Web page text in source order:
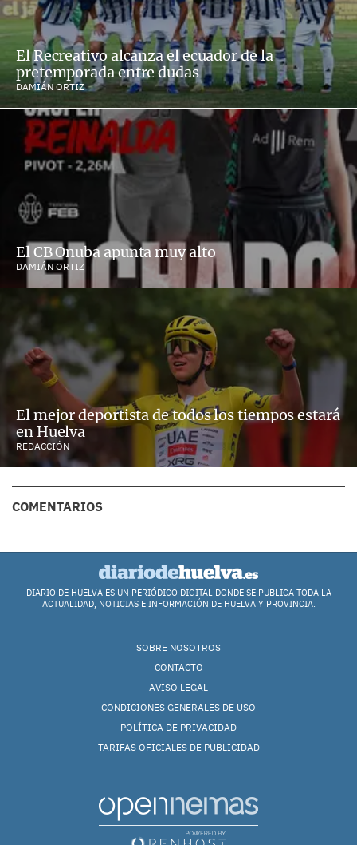
El Recreativo alcanza el ecuador de la
pretemporada entre dudas
DAMIÁN ORTIZ
El CB Onuba apunta muy alto
DAMIÁN ORTIZ
El mejor deportista de todos los tiempos estará
en Huelva
REDACCIÓN
COMENTARIOS
DIARIO DE HUELVA ES UN PERIÓDICO DIGITAL DONDE SE PUBLICA TODA LA
ACTUALIDAD, NOTICIAS E INFORMACIÓN DE HUELVA Y PROVINCIA.
SOBRE NOSOTROS
CONTACTO
AVISO LEGAL
CONDICIONES GENERALES DE USO
POLÍTICA DE PRIVACIDAD
TARIFAS OFICIALES DE PUBLICIDAD